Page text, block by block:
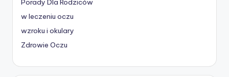
Porady Dla Rodziców
w leczeniu oczu
wzroku i okulary
Zdrowie Oczu